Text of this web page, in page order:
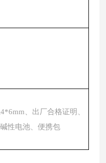
、 出厂合格证明、
性电池、便携包